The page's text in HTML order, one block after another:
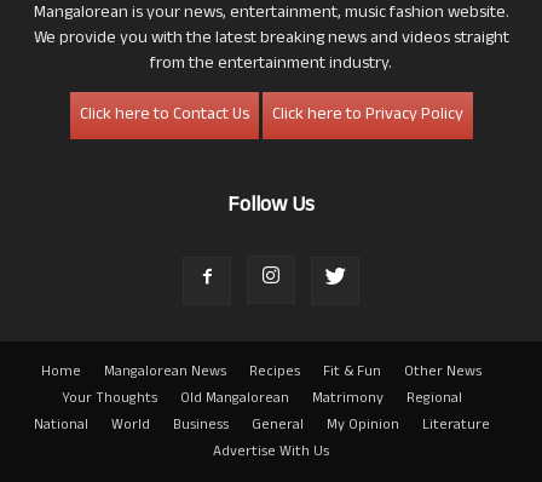
Mangalorean is your news, entertainment, music fashion website.
We provide you with the latest breaking news and videos straight
from the entertainment industry.
Click here to Contact Us
Click here to Privacy Policy
Follow Us
Home Mangalorean News Recipes Fit & Fun
Other News
Your Thoughts
Old Mangalorean Matrimony
Regional
National
World Business General My Opinion
Literature
Advertise With Us